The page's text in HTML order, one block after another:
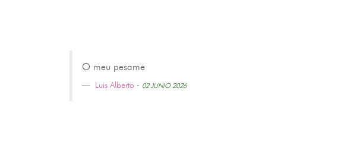
O meu pesame
Luis Alberto - 02 JUNIO 2026